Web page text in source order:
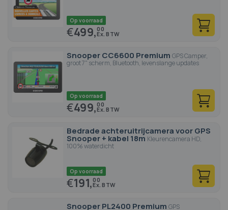
Op voorraad
€499,00
Snooper CC6600 Premium GPS Camper,
groot 7" scherm, Bluetooth, levenslange updates
Op voorraad
€499,00
Bedrade achteruitrijcamera voor GPS
Snooper + kabel 18m Kleurencamera HD,
100% waterdicht
Op voorraad
€191,00
Snooper PL2400 Premium GPS